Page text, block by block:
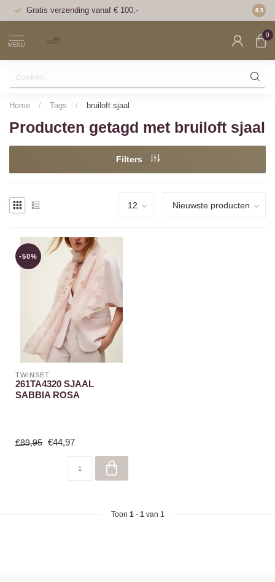
Gratis verzending vanaf € 100,- Voor
8.5
MENU
0
Home / Tags / bruiloft sjaal
Producten getagd met bruiloft sjaal
Filters
-50%
TWINSET
261TA4320 SJAAL
SABBIA ROSA
€89,95 €44,97
Toon 1- 1van 1